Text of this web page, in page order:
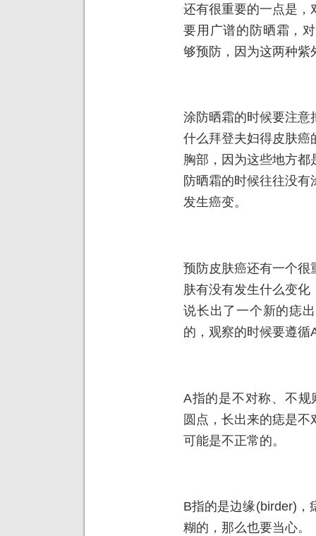
还有很重要的一点是，
要用广谱的防晒霜，
够预防，因为这两种紫
涂防晒霜的时候要注意
什么拜登夫妇得皮肤癌
胸部，因为这些地方
防晒霜的时候往往没
发生癌变。
预防皮肤癌还有一个很
肤有没有发生什么变
说长出了一个新的痣
的，观察的时候要遵循
A指的是不对称、不规
圆点，长出来的痣是
可能是不正常的。
B指的是边缘(birder)，
糊的，那么也要当心。